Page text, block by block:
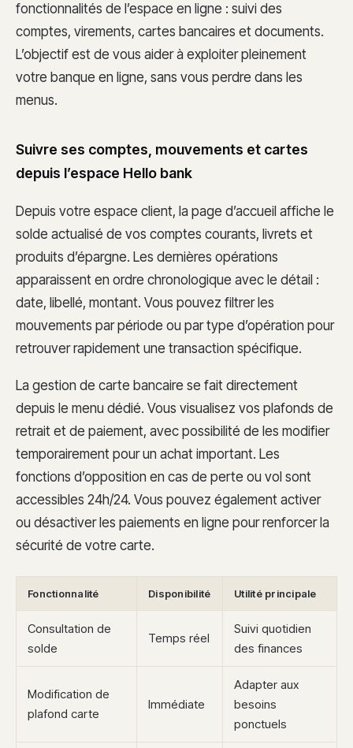
fonctionnalités de l’espace en ligne : suivi des
comptes, virements, cartes bancaires et documents.
L’objectif est de vous aider à exploiter pleinement
votre banque en ligne, sans vous perdre dans les
menus.
Suivre ses comptes, mouvements et cartes
depuis l’espace Hello bank
Depuis votre espace client, la page d’accueil affiche le
solde actualisé de vos comptes courants, livrets et
produits d’épargne. Les dernières opérations
apparaissent en ordre chronologique avec le détail :
date, libellé, montant. Vous pouvez filtrer les
mouvements par période ou par type d’opération pour
retrouver rapidement une transaction spécifique.
La gestion de carte bancaire se fait directement
depuis le menu dédié. Vous visualisez vos plafonds de
retrait et de paiement, avec possibilité de les modifier
temporairement pour un achat important. Les
fonctions d’opposition en cas de perte ou vol sont
accessibles 24h/24. Vous pouvez également activer
ou désactiver les paiements en ligne pour renforcer la
sécurité de votre carte.
Fonctionnalité Disponibilité Utilité principale
Consultation de
solde
Temps réel
Suivi quotidien
des finances
Modification de
plafond carte
Immédiate
Adapter aux
besoins
ponctuels